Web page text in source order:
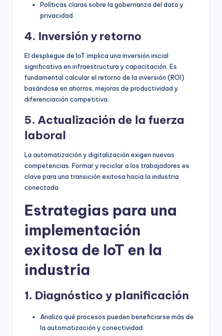
Políticas claras sobre la gobernanza del dato y
privacidad.
4. Inversión y retorno
El despliegue de IoT implica una inversión inicial
significativa en infraestructura y capacitación. Es
fundamental calcular el retorno de la inversión (ROI)
basándose en ahorros, mejoras de productividad y
diferenciación competitiva.
5. Actualización de la fuerza
laboral
La automatización y digitalización exigen nuevas
competencias. Formar y reciclar a los trabajadores es
clave para una transición exitosa hacia la industria
conectada.
Estrategias para una
implementación
exitosa de IoT en la
industria
1. Diagnóstico y planificación
Analiza qué procesos pueden beneficiarse más de
la automatización y conectividad.